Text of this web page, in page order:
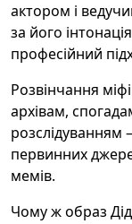
актором і
за його
професійний
Розвінчання
архівам,
розслідуванням
первинних
мемів.
Чому ж образ